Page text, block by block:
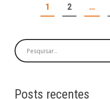
NAVEGAÇÃO
POSTS
1 2 …
Posts recentes